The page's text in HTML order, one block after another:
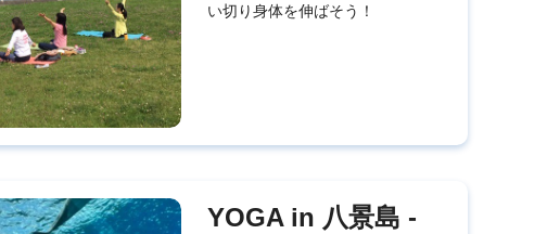
い切り身体を伸ばそう！
YOGA in 八景島 -